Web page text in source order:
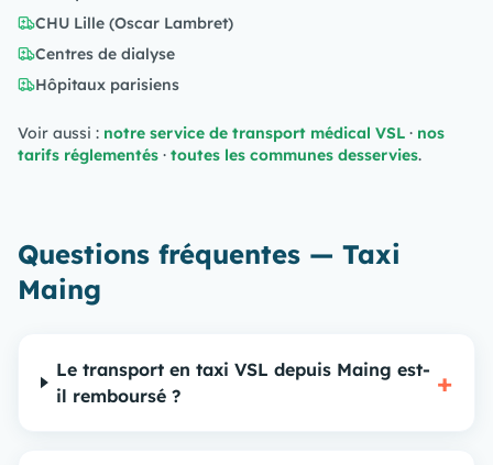
CHU Lille (Oscar Lambret)
Centres de dialyse
Hôpitaux parisiens
Voir aussi : notre service de transport médical VSL · nos
tarifs réglementés · toutes les communes desservies.
Questions fréquentes — Taxi
Maing
Le transport en taxi VSL depuis Maing est-
il remboursé ?
+